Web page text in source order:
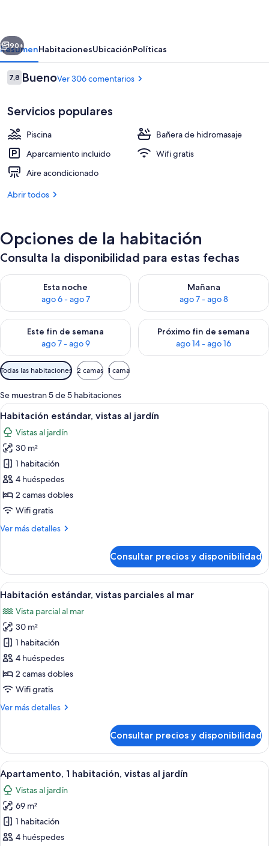
Siguiente
90+
ResumenHabitacionesUbicaciónPolíticas
Comentarios
7,87,8 de 10
BuenoVer 306 comentarios
Servicios populares
Piscina
Bañera de hidromasaje
Aparcamiento incluido
Wifi gratis
Aire acondicionado
Abrir todos
Opciones de la habitación
Consulta la disponibilidad para estas fechas
Esta noche
ago 6 - ago 7
Consulta la disponibilidad para esta noche, ago 6 - ago 7
Mañana
ago 7 - ago 8
Consulta la disponibilidad
Este fin de semana
ago 7 - ago 9
Consulta la disponibilidad para este fin de semana, ago 7 -
Próximo fin de semana
ago 14 - ago 16
Consulta la disponibilidad
Filtros
disponibles
para
las
habitaciones
Todas las habitaciones 2 camas 1 cama
Se muestran 5 de 5 habitaciones
Abrir
todas
las
fotos
de
Habitación
estándar,
vistas
jardín
Una habitación de hotel con dos
8
Habitación estándar, vistas al jardín
Vistas al jardín
30 m²
1 habitación
4 huéspedes
2 camas dobles
Wifi gratis
Ver más detalles
Más
estándar,
vistas
al
Consultar precios y disponibilidad
Abrir
todas
las
fotos
de
Habitación
estándar,
vistas
parciales
al
Habitación estándar, vistas
7
Habitación estándar, vistas parciales al mar
Vista parcial al mar
30 m²
1 habitación
4 huéspedes
2 camas dobles
Wifi gratis
Ver más detalles
Más
estándar,
vistas
parciales
mar
Consultar precios y disponibilidad
Abrir
todas
las
fotos
de
Apartamento,
Habitación de hotel con una cama
26
Apartamento, 1 habitación, vistas al jardín
Vistas al jardín
69 m²
1 habitación
4 huéspedes